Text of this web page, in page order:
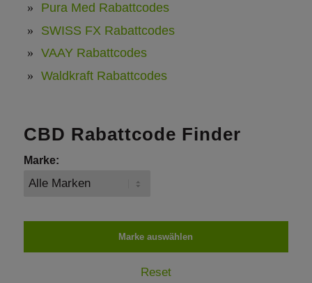
Pura Med Rabattcodes
SWISS FX Rabattcodes
VAAY Rabattcodes
Waldkraft Rabattcodes
CBD Rabattcode Finder
Marke:
Reset